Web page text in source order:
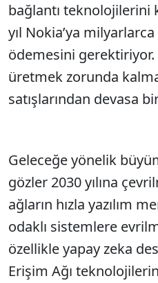
bağlantı
yıl Nokia’ya
ödemesini
üretmek zorunda
satışlarından devasa
Geleceğe yönelik
gözler 2030 yılına
ağların hızla yazılım
odaklı sistemlere
özellikle yapay zeka
Erişim Ağı